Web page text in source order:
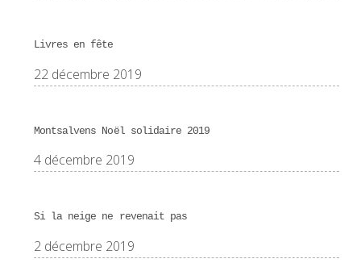
Livres en fête
22 décembre 2019
Montsalvens Noël solidaire 2019
4 décembre 2019
Si la neige ne revenait pas
2 décembre 2019